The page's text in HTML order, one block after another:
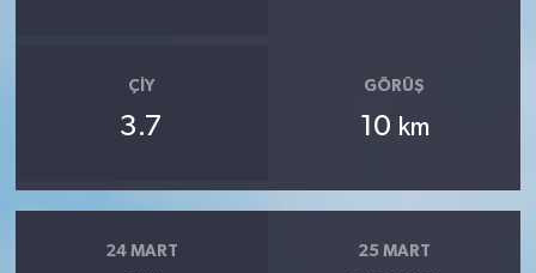
ÇIY
3.7
GÖRÜŞ
10 km
24 MART 25 MART